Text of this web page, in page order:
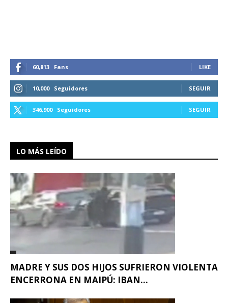
60,813 Fans LIKE
10,000 Seguidores SEGUIR
346,900 Seguidores SEGUIR
LO MÁS LEÍDO
MADRE Y SUS DOS HIJOS SUFRIERON VIOLENTA
ENCERRONA EN MAIPÚ: IBAN...